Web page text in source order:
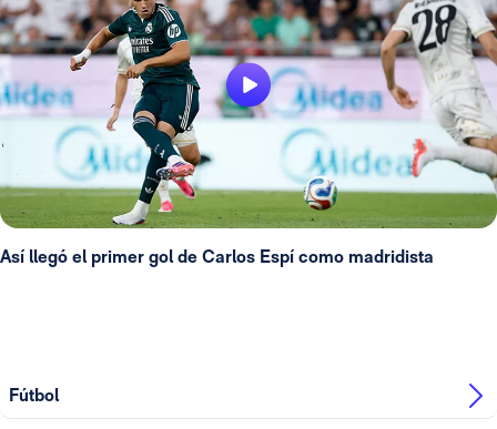
Así llegó el primer gol de Carlos Espí como madridista
Fútbol